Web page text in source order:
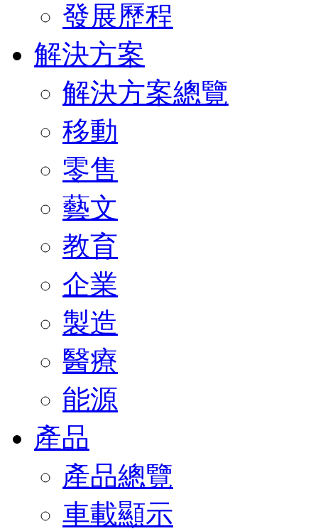
發展歷程
解決方案
解決方案總覽
移動
零售
藝文
教育
企業
製造
醫療
能源
產品
產品總覽
車載顯示